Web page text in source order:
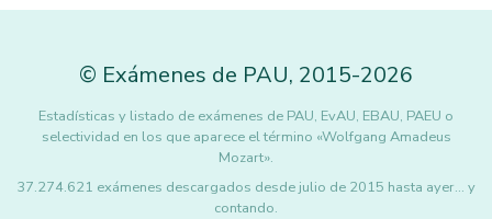
© Exámenes de PAU, 2015-2026
Estadísticas y listado de exámenes de PAU, EvAU, EBAU, PAEU o
selectividad en los que aparece el término «Wolfgang Amadeus
Mozart».
37.274.621 exámenes descargados desde julio de 2015 hasta ayer... y
contando.